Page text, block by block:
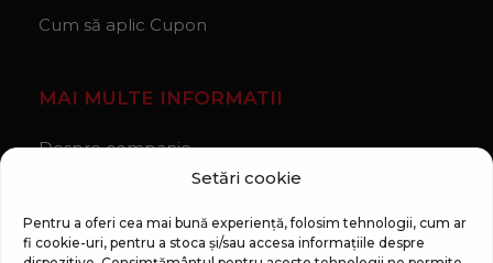
Setări cookie
Pentru a oferi cea mai bună experiență, folosim tehnologii, cum ar
fi cookie-uri, pentru a stoca și/sau accesa informațiile despre
Cum să aplic Cupon
MAI MULTE INFORMATII
Despre companie
Regulament Campanie „100 zile pana la vis”